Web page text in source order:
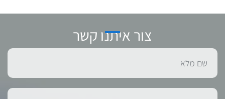
צור איתנו קשר